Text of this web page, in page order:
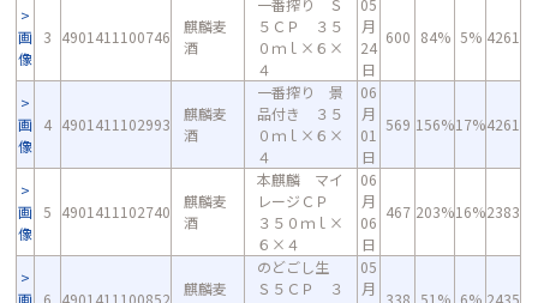
画
像
3 4901411100746
麒麟麦
酒
一番搾り Ｓ
５ＣＰ ３５
０ｍｌ×６×
４
05
月
24
日
600 84% 5% 4261
画
像
4 4901411102993
麒麟麦
酒
一番搾り 景
品付き ３５
０ｍｌ×６×
４
06
月
01
日
569 156%17%4261
画
像
5 4901411102740
麒麟麦
酒
本麒麟 マイ
レージＣＰ
３５０ｍｌ×
６×４
06
月
06
日
467 203%16%2383
画 6 4901411100852
麒麟麦
のどごし生
Ｓ５ＣＰ ３
05
月
338 51% 6% 2435